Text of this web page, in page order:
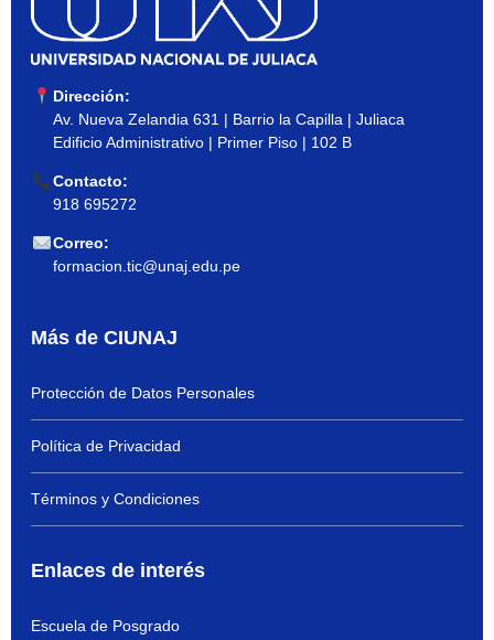
Dirección:
Av. Nueva Zelandia 631 | Barrio la Capilla | Juliaca
Edificio Administrativo | Primer Piso | 102 B
Contacto:
918 695272
Correo:
formacion.tic@unaj.edu.pe
Más de CIUNAJ
Protección de Datos Personales
Política de Privacidad
Términos y Condiciones
Enlaces de interés
Escuela de Posgrado